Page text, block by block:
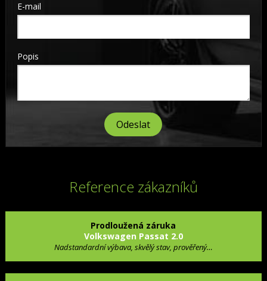
E-mail
Popis
Reference zákazníků
Prodloužená záruka
Volkswagen Passat 2.0
Nadstandardní výbava, skvělý stav, prověřený…